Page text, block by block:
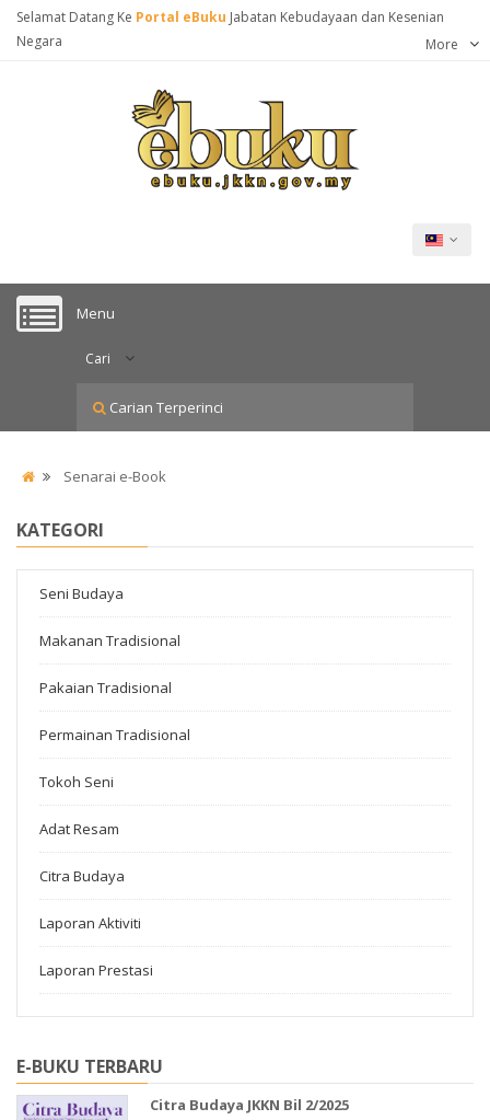
Selamat Datang Ke Portal eBuku Jabatan Kebudayaan dan Kesenian
Negara
More
Menu
Cari
Carian Terperinci
Senarai e-Book
KATEGORI
Seni Budaya
Makanan Tradisional
Pakaian Tradisional
Permainan Tradisional
Tokoh Seni
Adat Resam
Citra Budaya
Laporan Aktiviti
Laporan Prestasi
E-BUKU TERBARU
Citra Budaya JKKN Bil 2/2025